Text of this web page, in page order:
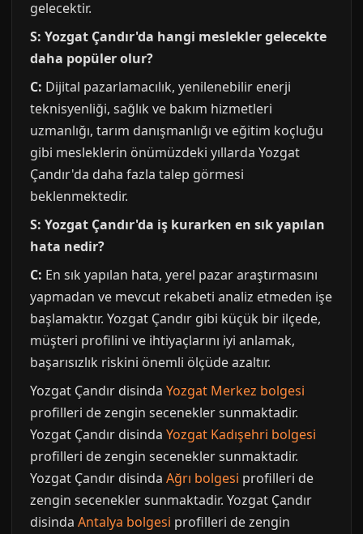
gelecektir.
S: Yozgat Çandır'da hangi meslekler gelecekte
daha popüler olur?
C: Dijital pazarlamacılık, yenilenebilir enerji
teknisyenliği, sağlık ve bakım hizmetleri
uzmanlığı, tarım danışmanlığı ve eğitim koçluğu
gibi mesleklerin önümüzdeki yıllarda Yozgat
Çandır'da daha fazla talep görmesi
beklenmektedir.
S: Yozgat Çandır'da iş kurarken en sık yapılan
hata nedir?
C: En sık yapılan hata, yerel pazar araştırmasını
yapmadan ve mevcut rekabeti analiz etmeden işe
başlamaktır. Yozgat Çandır gibi küçük bir ilçede,
müşteri profilini ve ihtiyaçlarını iyi anlamak,
başarısızlık riskini önemli ölçüde azaltır.
Yozgat Çandır disinda Yozgat Merkez bolgesi
profilleri de zengin secenekler sunmaktadir.
Yozgat Çandır disinda Yozgat Kadışehri bolgesi
profilleri de zengin secenekler sunmaktadir.
Yozgat Çandır disinda Ağrı bolgesi profilleri de
zengin secenekler sunmaktadir. Yozgat Çandır
disinda Antalya bolgesi profilleri de zengin